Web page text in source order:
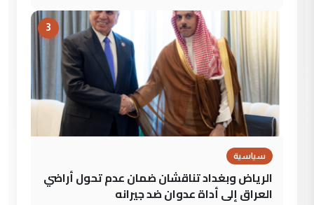
3
سياسية
الرياض وبغداد تناقشان ضمان عدم تحول أراضي
العراق إلى أداة عدوان ضد جيرانه